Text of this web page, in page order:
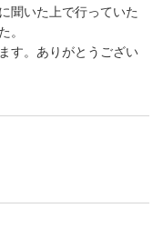
聞いた上で行っていた
。
す。ありがとうござい